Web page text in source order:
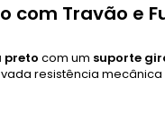
com Travão e
preto com um suporte
resistência